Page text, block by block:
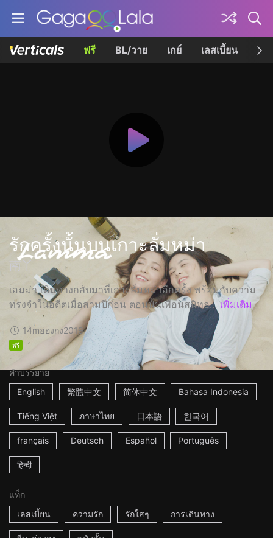
ฟรี BL/วาย เกย์ เลสเบี้ยน เค
รักครั้งนั้นบนเกาะลั่มหม่า
南丫
เอมม่า เดินทางกลับมาที่เกาะลั่มหม่าอีกครั้ง พร้อมกับความ
ทรงจำในอดีตเมื่อสามปีก่อน ตอนนั้นเพื่อนสนิทอ... เพิ่มเติม
14mฮ่องกง2019
ฟรี
คำบรรยาย
English
繁體中文 简体中文 Bahasa Indonesia
Tiếng Việt ภาษาไทย 日本語 한국어
français Deutsch Español Português
हिन्दी
แท็ก
เลสเบี้ยน
ความรัก รักใสๆ การเดินทาง